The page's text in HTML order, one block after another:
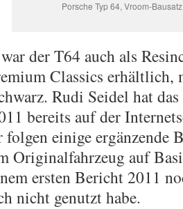
Porsche Typ 64, Vroom-Bausatz
der T64 auch als
Classics erhältlich,
Rudi Seidel hat
bereits auf der
einige ergänzende
Originalfahrzeug auf
ersten Bericht 2011
nicht genutzt habe.